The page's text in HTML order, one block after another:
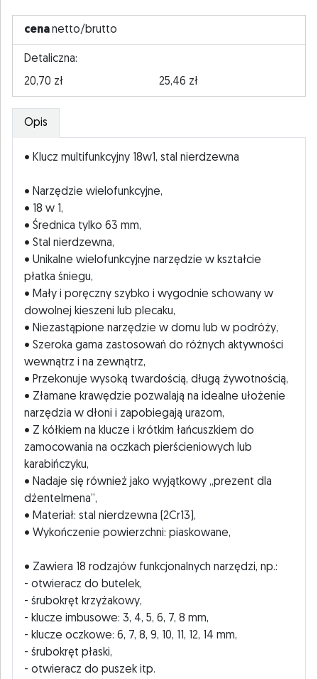
cenanetto/brutto
Detaliczna:
20,70 zł
25,46 zł
Opis
• Klucz multifunkcyjny 18w1, stal nierdzewna
• Narzędzie wielofunkcyjne,
• 18 w 1,
• Średnica tylko 63 mm,
• Stal nierdzewna,
• Unikalne wielofunkcyjne narzędzie w kształcie
płatka śniegu,
• Mały i poręczny szybko i wygodnie schowany w
dowolnej kieszeni lub plecaku,
• Niezastąpione narzędzie w domu lub w podróży,
• Szeroka gama zastosowań do różnych aktywności
wewnątrz i na zewnątrz,
• Przekonuje wysoką twardością, długą żywotnością,
• Złamane krawędzie pozwalają na idealne ułożenie
narzędzia w dłoni i zapobiegają urazom,
• Z kółkiem na klucze i krótkim łańcuszkiem do
zamocowania na oczkach pierścieniowych lub
karabińczyku,
• Nadaje się również jako wyjątkowy „prezent dla
dżentelmena”,
• Materiał: stal nierdzewna (2Cr13),
• Wykończenie powierzchni: piaskowane,
• Zawiera 18 rodzajów funkcjonalnych narzędzi, np.:
- otwieracz do butelek,
- śrubokręt krzyżakowy,
- klucze imbusowe: 3, 4, 5, 6, 7, 8 mm,
- klucze oczkowe: 6, 7, 8, 9, 10, 11, 12, 14 mm,
- śrubokręt płaski,
- otwieracz do puszek itp.